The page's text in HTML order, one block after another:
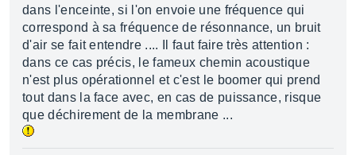
dans l'enceinte, si l'on envoie une fréquence qui
correspond à sa fréquence de résonnance, un bruit
d'air se fait entendre .... Il faut faire très attention :
dans ce cas précis, le fameux chemin acoustique
n'est plus opérationnel et c'est le boomer qui prend
tout dans la face avec, en cas de puissance, risque
que déchirement de la membrane ...